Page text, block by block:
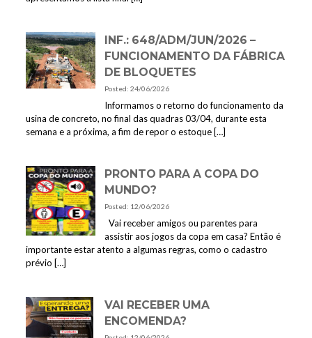
INF.: 648/ADM/JUN/2026 –
FUNCIONAMENTO DA FÁBRICA
DE BLOQUETES
Posted: 24/06/2026
Informamos o retorno do funcionamento da
usina de concreto, no final das quadras 03/04, durante esta
semana e a próxima, a fim de repor o estoque[…]
PRONTO PARA A COPA DO
MUNDO?
Posted: 12/06/2026
Vai receber amigos ou parentes para
assistir aos jogos da copa em casa? Então é
importante estar atento a algumas regras, como o cadastro
prévio […]
VAI RECEBER UMA
ENCOMENDA?